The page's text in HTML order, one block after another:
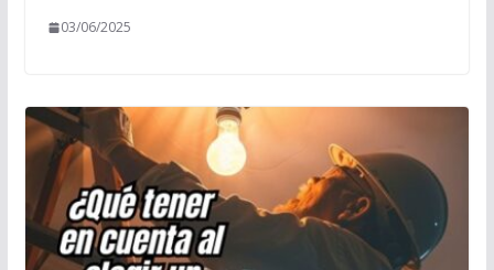
03/06/2025